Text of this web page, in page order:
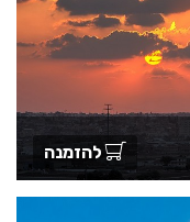
להזמנה